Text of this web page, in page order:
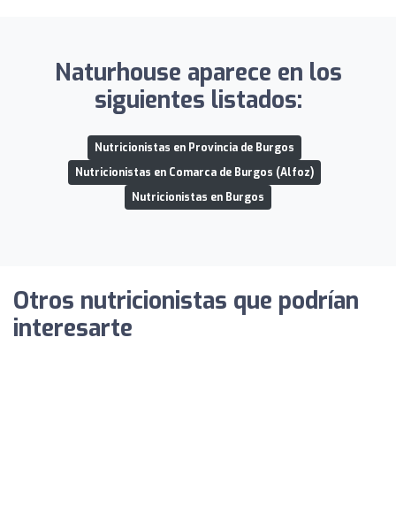
Naturhouse aparece en los
siguientes listados:
Nutricionistas en Provincia de Burgos
Nutricionistas en Comarca de Burgos (Alfoz)
Nutricionistas en Burgos
Otros nutricionistas que podrían
interesarte